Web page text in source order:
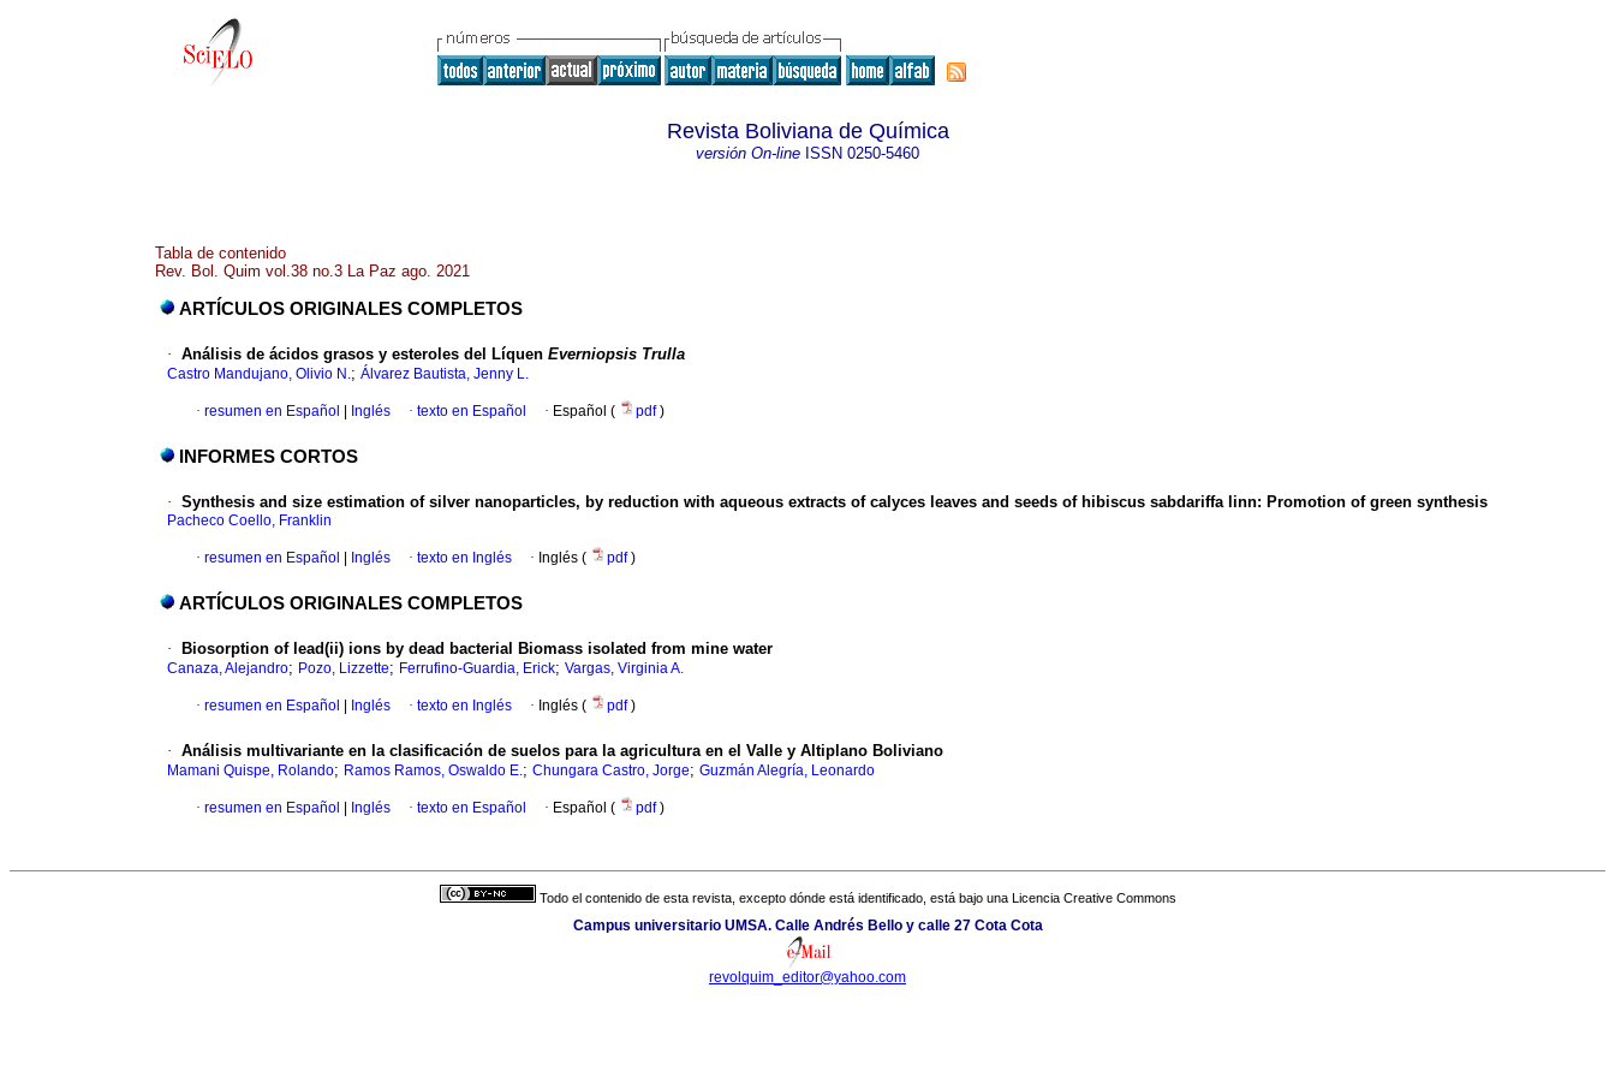
Revista Boliviana de Química
versión On-line ISSN 0250-5460
Tabla de contenido
Rev. Bol. Quim vol.38 no.3 La Paz ago. 2021
ARTÍCULOS ORIGINALES COMPLETOS
· Análisis de ácidos grasos y esteroles del Líquen Everniopsis Trulla
Castro Mandujano, Olivio N.; Álvarez Bautista, Jenny L.
· resumen en Español Inglés · texto en Español · Español ( pdf)
INFORMES CORTOS
· Synthesis and size estimation of silver nanoparticles, by reduction with aqueous extracts of calyces leaves and seeds of hibiscus sabdariffa linn: Promotion of green synthesis
Pacheco Coello, Franklin
· resumen en Español Inglés · texto en Inglés · Inglés ( pdf)
ARTÍCULOS ORIGINALES COMPLETOS
· Biosorption of lead(ii) ions by dead bacterial Biomass isolated from mine water
Canaza, Alejandro; Pozo, Lizzette; Ferrufino-Guardia, Erick; Vargas, Virginia A.
· resumen en Español Inglés · texto en Inglés · Inglés ( pdf)
· Análisis multivariante en la clasificación de suelos para la agricultura en el Valle y Altiplano Boliviano
Mamani Quispe, Rolando; Ramos Ramos, Oswaldo E.; Chungara Castro, Jorge; Guzmán Alegría, Leonardo
· resumen en Español Inglés · texto en Español · Español ( pdf)
Todo el contenido de esta revista, excepto dónde está identificado, está bajo una Licencia Creative Commons
Campus universitario UMSA. Calle Andrés Bello y calle 27 Cota Cota
revolquim_editor@yahoo.com